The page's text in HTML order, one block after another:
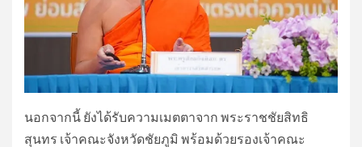
นอกจากนี้ ยังได้รับความเมตตาจาก พระราชชัยสิทธิ
สุนทร เจ้าคณะจังหวัดชัยภูมิ พร้อมด้วยรองเจ้าคณะ